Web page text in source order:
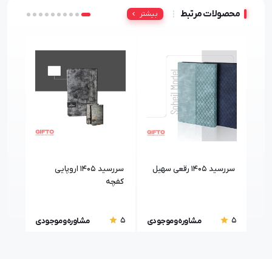
محصولات مرتبط بیشتر
سررسید 1405 رقعی سهیل
5 مشاوره و موجودی
سررسید 1405 اروپایی
کفچه
5 مشاوره و موجودی